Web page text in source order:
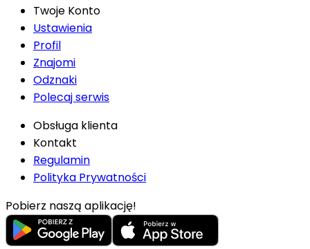
Twoje Konto
Ustawienia
Profil
Znajomi
Odznaki
Polecaj serwis
Obsługa klienta
Kontakt
Regulamin
Polityka Prywatności
Pobierz naszą aplikację!